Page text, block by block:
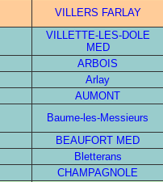
VILLERS FARLAY
VILLETTE-LES-DOLE
MED
ARBOIS
Arlay
AUMONT
Baume-les-Messieurs
BEAUFORT MED
Bletterans
CHAMPAGNOLE